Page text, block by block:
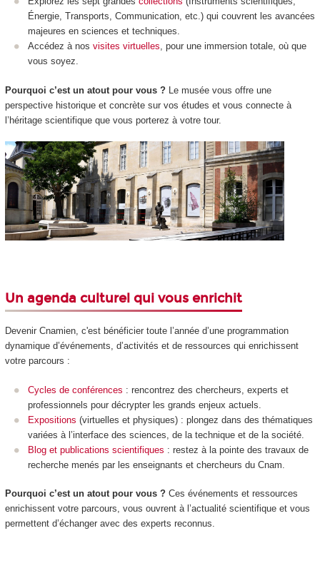
Énergie, Transports, Communication, etc.) qui couvrent les avancées
majeures en sciences et techniques.
Accédez à nos visites virtuelles, pour une immersion totale, où que
vous soyez.
Pourquoi c’est un atout pour vous ? Le musée vous offre une
perspective historique et concrète sur vos études et vous connecte à
l’héritage scientifique que vous porterez à votre tour.
Un agenda culturel qui vous enrichit
Devenir Cnamien, c'est bénéficier toute l’année d’une programmation
dynamique d’événements, d’activités et de ressources qui enrichissent
votre parcours :
Cycles de conférences : rencontrez des chercheurs, experts et
professionnels pour décrypter les grands enjeux actuels.
Expositions (virtuelles et physiques) : plongez dans des thématiques
variées à l’interface des sciences, de la technique et de la société.
Blog et publications scientifiques : restez à la pointe des travaux de
recherche menés par les enseignants et chercheurs du Cnam.
Pourquoi c’est un atout pour vous ? Ces événements et ressources
enrichissent votre parcours, vous ouvrent à l’actualité scientifique et vous
permettent d’échanger avec des experts reconnus.